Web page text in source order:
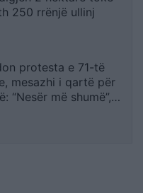
250 rrënjë ullinj
protesta e 71-të
mesazhi i qartë për
“Nesër më shumë”,